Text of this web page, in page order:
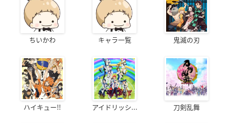
ちいかわ キャラ一覧 鬼滅の刃
ハイキュー!! アイドリッシ... 刀剣乱舞